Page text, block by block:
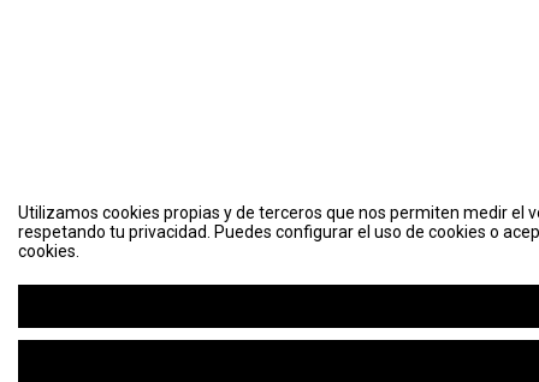
Utilizamos cookies propias y de terceros que nos permiten medir el
respetando tu privacidad. Puedes configurar el uso de cookies o
cookies.